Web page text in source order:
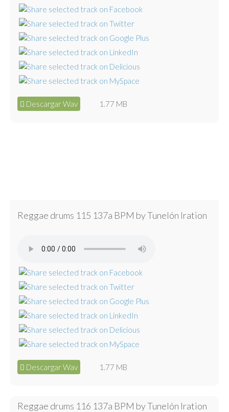
Descargar Wav 1.77 MB
Reggae drums 115 137a BPM by Tunelón Iration
Descargar Wav 1.77 MB
Reggae drums 116 137a BPM by Tunelón Iration